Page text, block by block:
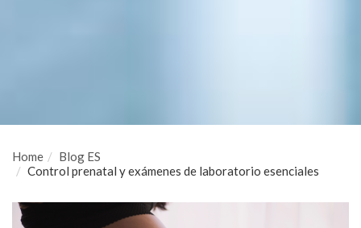
Home
Blog ES
Control prenatal y exámenes de laboratorio esenciales